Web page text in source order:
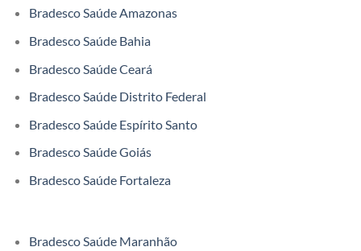
Bradesco Saúde Amazonas
Bradesco Saúde Bahia
Bradesco Saúde Ceará
Bradesco Saúde Distrito Federal
Bradesco Saúde Espírito Santo
Bradesco Saúde Goiás
Bradesco Saúde Fortaleza
Bradesco Saúde Maranhão